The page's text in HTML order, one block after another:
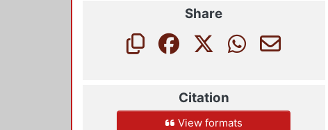
Share
Citation
View formats